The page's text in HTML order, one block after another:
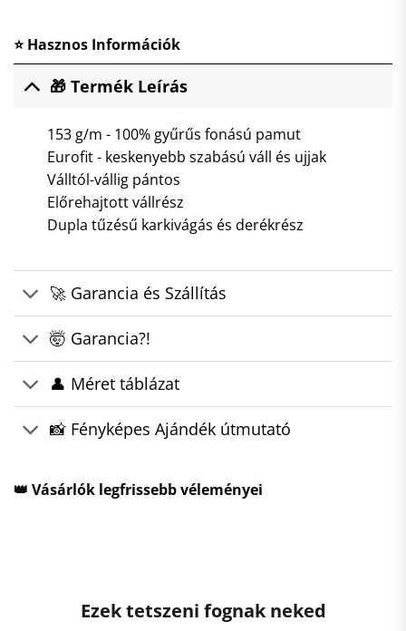
⭐ Hasznos Információk
🎁 Termék Leírás
153 g/m - 100% gyűrűs fonású pamut
Eurofit - keskenyebb szabású váll és ujjak
Válltól-vállig pántos
Előrehajtott vállrész
Dupla tűzésű karkivágás és derékrész
🚀 Garancia és Szállítás
🤯 Garancia?!
👤 Méret táblázat
📸 Fényképes Ajándék útmutató
👑 Vásárlók legfrissebb véleményei
Ezek tetszeni fognak neked